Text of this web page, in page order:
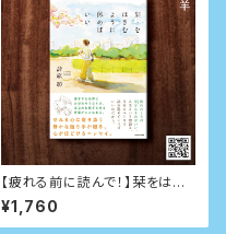
【疲れる前に読んで！】栞をはさ
むように休めばいい
¥1,760